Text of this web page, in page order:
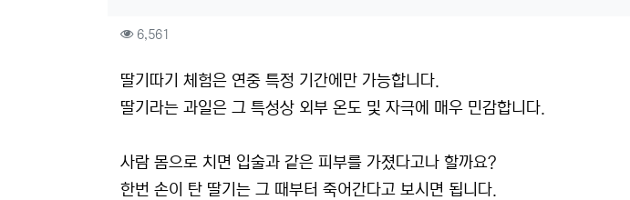
컨텐츠 정보
6,561
본문
딸기따기 체험은 연중 특정 기간에만 가능합니다.
딸기라는 과일은 그 특성상 외부 온도 및 자극에 매우 민감합니다.
사람 몸으로 치면 입술과 같은 피부를 가졌다고나 할까요?
한번 손이 탄 딸기는 그 때부터 죽어간다고 보시면 됩니다.